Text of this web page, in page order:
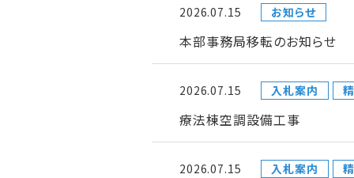
2026.07.15 お知らせ
本部事務局移転のお知らせ
2026.07.15 入札案内
療法棟空調設備工事
2026.07.15 入札案内